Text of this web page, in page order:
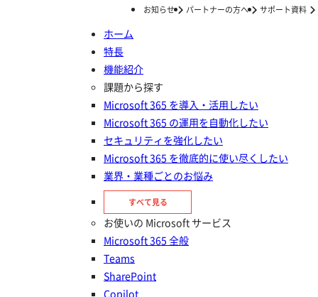
お知らせ パートナーの方へ サポート資料
ホーム
特長
機能紹介
課題から探す
Microsoft 365 を導入・活用したい
Microsoft 365 の運用を自動化したい
セキュリティを強化したい
Microsoft 365 を徹底的に使い尽くしたい
業界・業種ごとのお悩み
すべて見る
お使いの Microsoft サービス
Microsoft 365 全般
Teams
SharePoint
Copilot
ナレッジ/コラム
Azure OpenAI Service の On
Your Data 機能とは？
2024年06月28日